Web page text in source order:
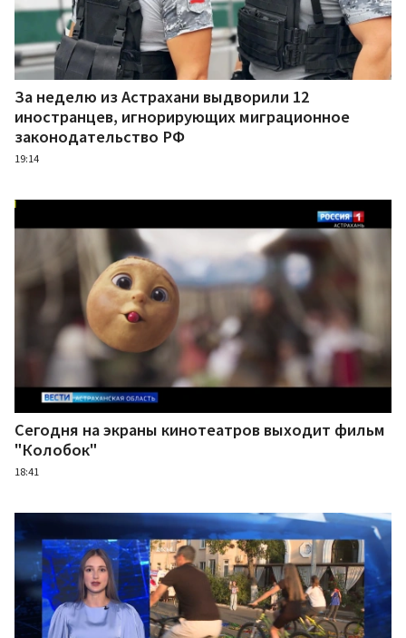
За неделю из Астрахани выдворили 12
иностранцев, игнорирующих миграционное
законодательство РФ
19:14
Сегодня на экраны кинотеатров выходит фильм
"Колобок"
18:41